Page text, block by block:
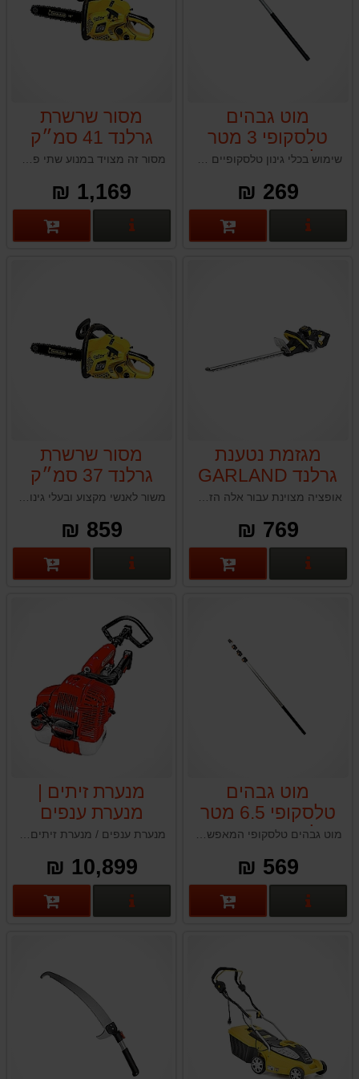
מוט גבהים
טלסקופי 3 מטר
גרלנד GARLAND
269 ₪
פרטים נוספים
מסור שרשרת
גרלנד 41 סמ״ק
GARLAND
MONTANA 516-
V20
1,169 ₪
פרטים נוספים
מגזמת נטענת
גרלנד GARLAND
552-V19
בלבד
769 ₪
פרטים נוספים
מסור שרשרת
גרלנד 37 סמ״ק
GARLAND
MONTANA 314-
V20
859 ₪
פרטים נוספים
מוט גבהים
טלסקופי 6.5 מטר
גרלנד GARLAND
מוט גבהים טלסקופי המאפשר שילוב מערכת כלי גינון אשר ישדרג את שגרת הגינון, התחזוקה או החקלאות שלך ויהפוך את המשימות לפשוטות ויעילות יותר ולהוביל לתוצאות מרשימות.
569 ₪
פרטים נוספים
מנערת זיתים |
מנערת ענפים
ממונעת בנזין
סיפרלי
CIFARELLI
SC904R
מנערת ענפים / מנערת זיתים (״שייקר״) סיפרלי Cifarelli Shaker SC904R היא כלי עוצמתי לקטיף זיתים ופירות אחרים, המתאפיין בעיצוב ארגונומי המתאים לשימוש תובעני ומקצועי. המנערת פועלת באמצעות מנוע חזק ומציעה נוחות רבה בשימוש הודות למספר ייחודי של תכונות.
10,899 ₪
פרטים נוספים